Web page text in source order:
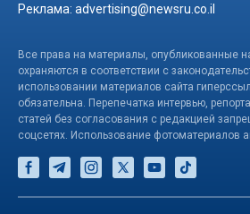
Реклама: advertising@newsru.co.il
Все права на материалы, опубликованные
охраняются в соответствии с
использовании материалов сайта
обязательна. Перепечатка интервью,
статей без согласования с редакцией
соцсетях. Использование фотоматериалов